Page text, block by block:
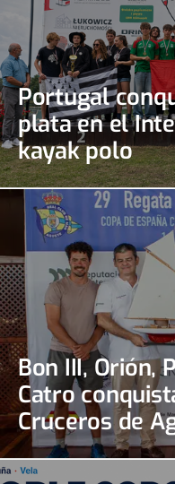
Portugal
plata en el
kayak polo
Bon III, Orión,
Catro
Cruceros de